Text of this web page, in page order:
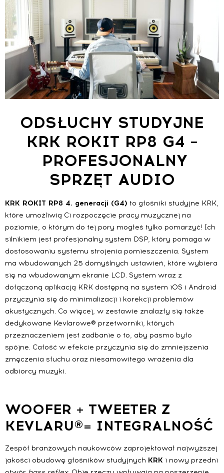
ODSŁUCHY STUDYJNE
KRK ROKIT RP8 G4 –
PROFESJONALNY
SPRZĘT AUDIO
KRK ROKIT RP8 4. generacji (G4) to głośniki studyjne KRK,
które umożliwią Ci rozpoczęcie pracy muzycznej na
poziomie, o którym do tej pory mogłeś tylko pomarzyć! Ich
silnikiem jest profesjonalny system DSP, który pomaga w
dostosowaniu systemu strojenia pomieszczenia. System
ma wbudowanych 25 domyślnych ustawień, które wybiera
się na wbudowanym ekranie LCD. System wraz z
dołączoną aplikacją KRK dostępną na system iOS i Android
przyczynia się do minimalizacji i korekcji problemów
akustycznych. Co więcej, w zestawie znalazły się także
dedykowane Kevlarowe® przetworniki, których
przeznaczeniem jest zadbanie o to, aby pasmo było
spójne. Całość w efekcie przyczynia się do zmniejszenia
zmęczenia słuchu oraz niesamowitego wrażenia dla
odbiorcy muzyki.
WOOFER + TWEETER Z
KEVLARU®= INTEGRALNOŚĆ
Zespół branżowych naukowców zaprojektował najwyższej
jakości obudowę głośników studyjnych KRK i nowy przedni